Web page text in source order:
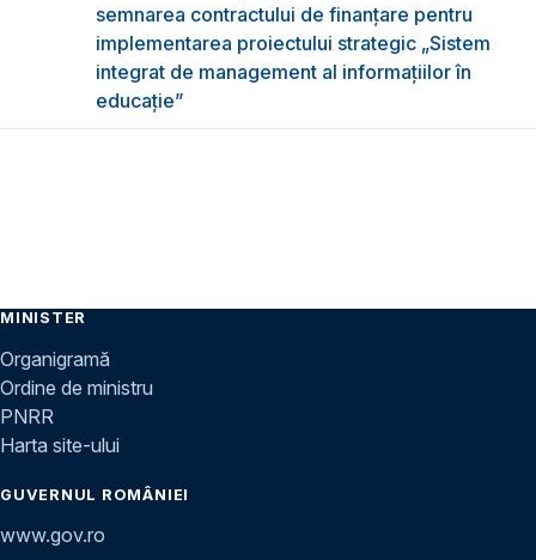
semnarea contractului de finanțare pentru
implementarea proiectului strategic „Sistem
integrat de management al informațiilor în
educație”
MINISTER
Organigramă
Ordine de ministru
PNRR
Harta site-ului
GUVERNUL ROMÂNIEI
www.gov.ro